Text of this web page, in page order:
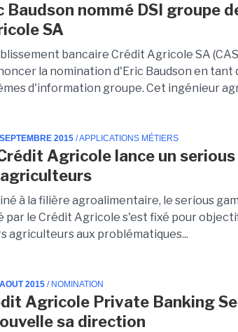
Baudson nommé DSI groupe
SA
bancaire Crédit Agricole SA
la nomination d'Eric Baudson en tant
d'information groupe. Cet ingénieur
2015 / APPLICATIONS MÉTIERS
Agricole lance un
agriculteurs
à la filière agroalimentaire, le serious
par le Crédit Agricole s'est fixé pour
agriculteurs aux problématiques...
2015 / NOMINATION
Agricole Private Banking
sa direction